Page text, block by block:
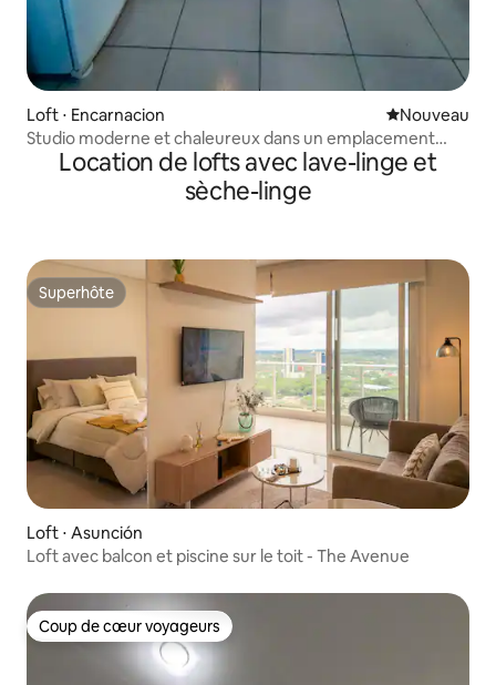
Loft ⋅ Encarnacion Nouvel
Nouveau
Studio moderne et chaleureux dans un emplacement
privilégié
Location de lofts avec lave-linge et
sèche-linge
Superhôte
Superhôte
Loft ⋅ Asunción
Loft avec balcon et piscine sur le toit - The Avenue
Coup de cœur voyageurs
Coup de cœur voyageurs